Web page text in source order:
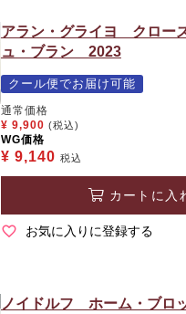
アラン・グライヨ クロー
ュ・ブラン 2023
クール便でお届け可能
通常価格
¥ 9,900 (税込)
WG価格
¥ 9,140 税込
カートに入
お気に入りに登録する
ノイドルフ ホーム・ブロ